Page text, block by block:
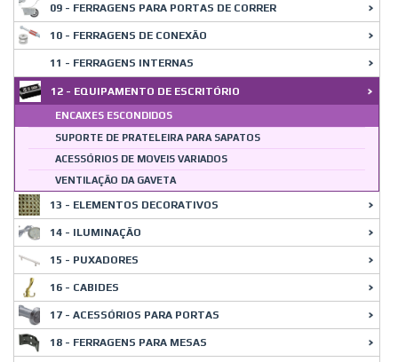
09 - FERRAGENS PARA PORTAS DE CORRER
10 - FERRAGENS DE CONEXÃO
11 - FERRAGENS INTERNAS
12 - EQUIPAMENTO DE ESCRITÓRIO
ENCAIXES ESCONDIDOS
SUPORTE DE PRATELEIRA PARA SAPATOS
ACESSÓRIOS DE MOVEIS VARIADOS
VENTILAÇÃO DA GAVETA
13 - ELEMENTOS DECORATIVOS
14 - ILUMINAÇÃO
15 - PUXADORES
16 - CABIDES
17 - ACESSÓRIOS PARA PORTAS
18 - FERRAGENS PARA MESAS